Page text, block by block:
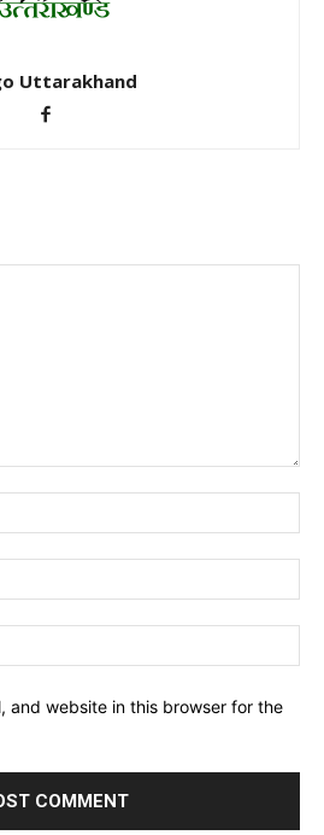
Uttarakhand
and website in this browser for the